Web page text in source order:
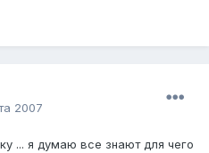
2007
... я думаю все знают для чего